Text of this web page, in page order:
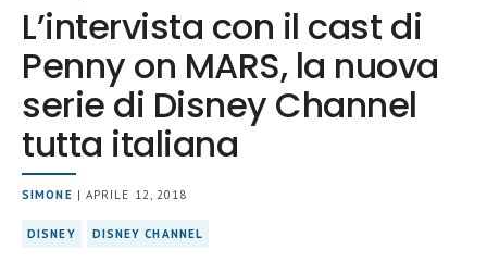
L’intervista con il cast di
Penny on MARS, la nuova
serie di Disney Channel
tutta italiana
SIMONE | APRILE 12, 2018
DISNEY DISNEY CHANNEL